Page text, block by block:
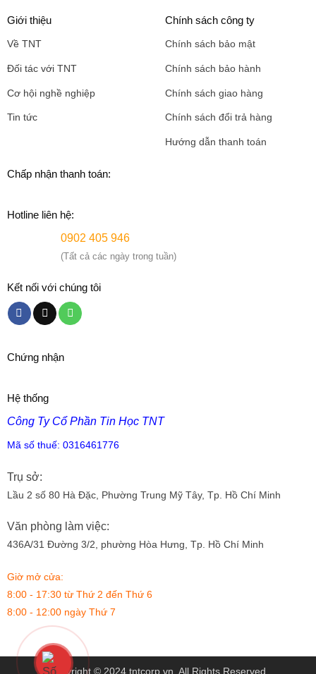
Giới thiệu
Về TNT
Đối tác với TNT
Cơ hội nghề nghiệp
Tin tức
Chính sách công ty
Chính sách bảo mật
Chính sách bảo hành
Chính sách giao hàng
Chính sách đổi trả hàng
Hướng dẫn thanh toán
Chấp nhận thanh toán:
Hotline liên hệ:
0902 405 946
(Tất cả các ngày trong tuần)
Kết nối với chúng tôi
Chứng nhận
Hệ thống
Công Ty Cổ Phần Tin Học TNT
Mã số thuế: 0316461776
Trụ sở:
Lầu 2 số 80 Hà Đặc, Phường Trung Mỹ Tây, Tp. Hồ Chí Minh
Văn phòng làm việc:
436A/31 Đường 3/2, phường Hòa Hưng, Tp. Hồ Chí Minh
Giờ mở cửa:
8:00 - 17:30 từ Thứ 2 đến Thứ 6
8:00 - 12:00 ngày Thứ 7
Copyright © 2024 tntcorp.vn. All Rights Reserved.